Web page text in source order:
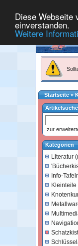
Diese Webseite
einverstanden.
Weitere
Startseite»
Artikelsuche
zur
Kategorien
Literatur
Info-
Kleinteile